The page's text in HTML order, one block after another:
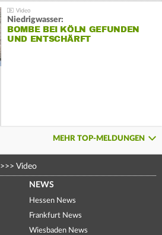
Niedrigwasser:
BOMBE BEI KÖLN GEFUNDEN
UND ENTSCHÄRFT
MEHR TOP-MELDUNGEN
>>> Video
NEWS
Hessen News
Frankfurt News
Wiesbaden News